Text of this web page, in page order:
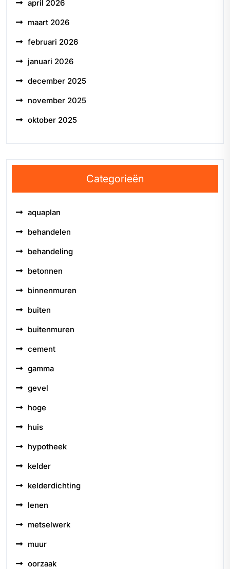
april 2026
maart 2026
februari 2026
januari 2026
december 2025
november 2025
oktober 2025
Categorieën
aquaplan
behandelen
behandeling
betonnen
binnenmuren
buiten
buitenmuren
cement
gamma
gevel
hoge
huis
hypotheek
kelder
kelderdichting
lenen
metselwerk
muur
oorzaak